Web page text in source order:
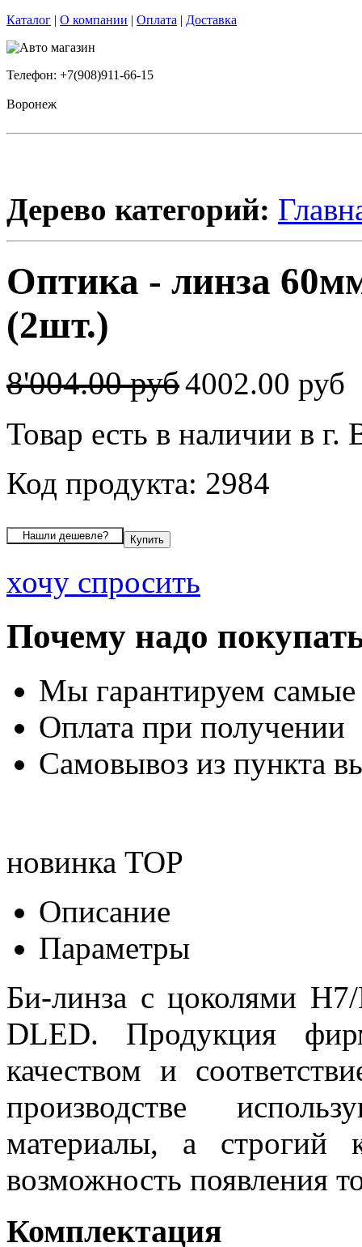
Каталог | О компании | Оплата | Доставка
Телефон: +7(908)911-66-15
Воронеж
Дерево категорий:
Оптика - линза
(2шт.)
8'004.00 руб4002.00 руб
Товар есть в наличии в г.
Код продукта: 2984
хочу спросить
Почему надо
Мы гарантируем
Оплата при получении
Самовывоз из пункта
новинка TOP
Описание
Параметры
Би-линза с цоколями
DLED. Продукция
качеством и
производстве
материалы, а строгий
возможность появления
Комплектация